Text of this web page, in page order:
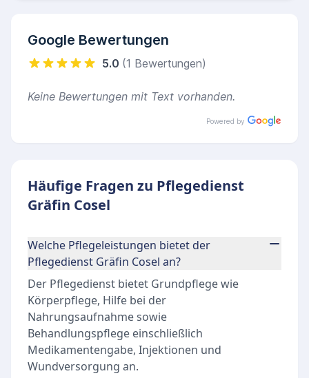
Google Bewertungen
5.0 (1 Bewertungen)
Keine Bewertungen mit Text vorhanden.
Powered by
Häufige Fragen zu Pflegedienst
Gräfin Cosel
Welche Pflegeleistungen bietet der
Pflegedienst Gräfin Cosel an?
Der Pflegedienst bietet Grundpflege wie
Körperpflege, Hilfe bei der
Nahrungsaufnahme sowie
Behandlungspflege einschließlich
Medikamentengabe, Injektionen und
Wundversorgung an.